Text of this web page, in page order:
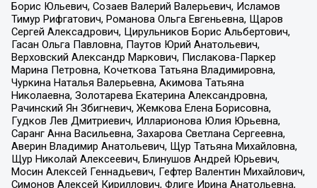
Борис Юльевич, Созаев Валерий Валерьевич, Исламов
Тимур Рифгатович, Романова Ольга Евгеньевна, Щаров
Сергей Алексадрович, Цирульников Борис Альбертович,
Гасан Ольга Павловна, Паутов Юрий Анатольевич,
Верховский Александр Маркович, Пислакова-Паркер
Марина Петровна, Кочеткова Татьяна Владимировна,
Чуркина Наталья Валерьевна, Акимова Татьяна
Николаевна, Золотарева Екатерина Александровна,
Рачинский Ян Збигневич, Жемкова Елена Борисовна,
Гудков Лев Дмитриевич, Илларионова Юлия Юрьевна,
Саранг Анна Васильевна, Захарова Светлана Сергеевна,
Аверин Владимир Анатольевич, Щур Татьяна Михайловна,
Щур Николай Алексеевич, Блинушов Андрей Юрьевич,
Мосин Алексей Геннадьевич, Гефтер Валентин Михайлович,
Симонов Алексей Кириллович, Флиге Ирина Анатольевна,